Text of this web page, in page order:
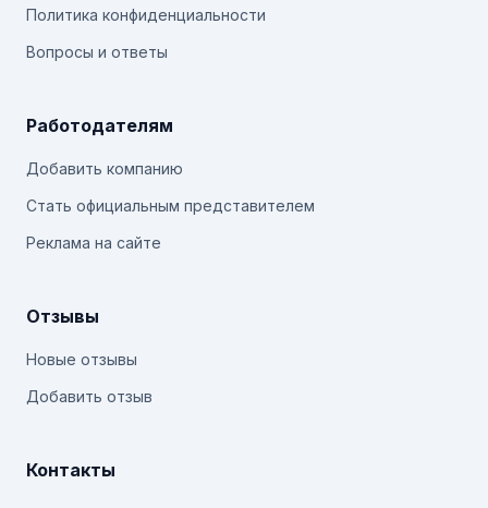
Политика конфиденциальности
Вопросы и ответы
Работодателям
Добавить компанию
Стать официальным представителем
Реклама на сайте
Отзывы
Новые отзывы
Добавить отзыв
Контакты